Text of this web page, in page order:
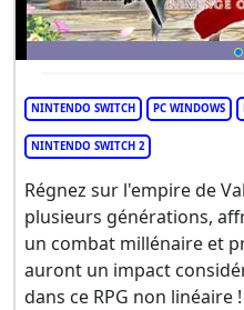
NINTENDO SWITCH PC WINDOWS
NINTENDO SWITCH 2
Régnez sur l'empire de
plusieurs générations,
un combat millénaire et
auront un impact
dans ce RPG non linéaire !